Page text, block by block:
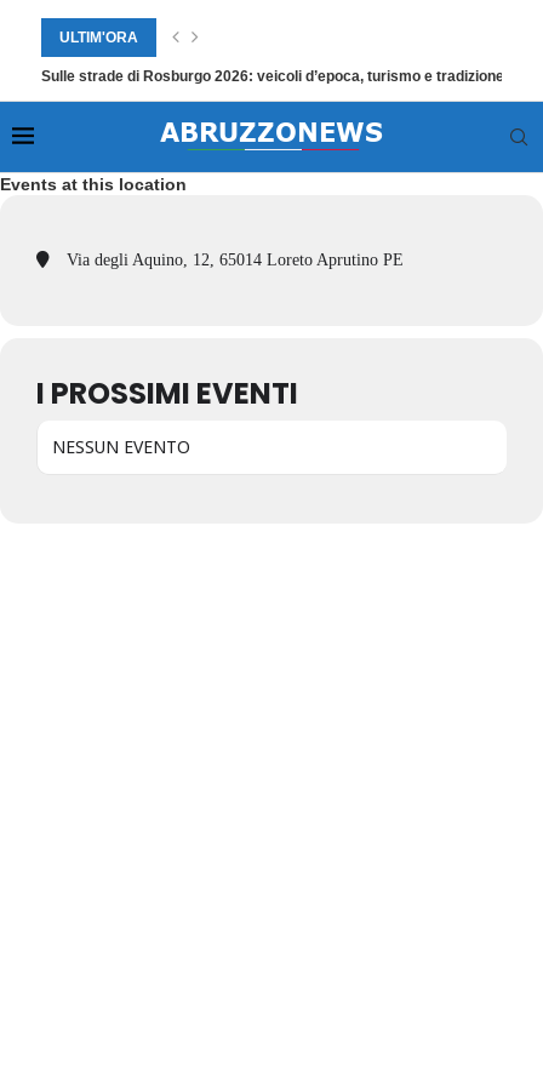
ULTIM'ORA
Sulle strade di Rosburgo 2026: veicoli d’epoca, turismo e tradizione a
Events at this location
Via degli Aquino, 12, 65014 Loreto Aprutino PE
I PROSSIMI EVENTI
NESSUN EVENTO